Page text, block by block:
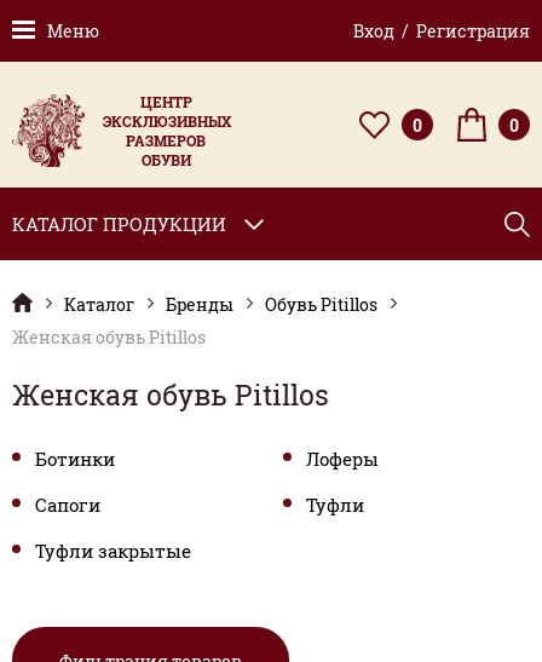
Меню Вход / Регистрация
ЦЕНТР
ЭКСКЛЮЗИВНЫХ
РАЗМЕРОВ
ОБУВИ
0 0
КАТАЛОГ ПРОДУКЦИИ
Каталог Бренды
Обувь Pitillos
Женская обувь Pitillos
Женская обувь Pitillos
Ботинки
Лоферы
Сапоги
Туфли
Туфли закрытые